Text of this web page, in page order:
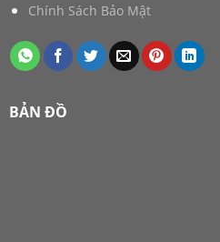
Chính Sách Bảo Mật
BẢN ĐỒ